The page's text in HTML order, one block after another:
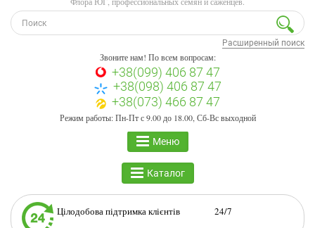
Расширенный поиск
Звоните нам! По всем вопросам:
+38(099) 406 87 47
+38(098) 406 87 47
+38(073) 466 87 47
Режим работы: Пн-Пт с 9.00 до 18.00, Сб-Вс выходной
Меню
Каталог
Цілодобова підтримка клієнтів 24/7